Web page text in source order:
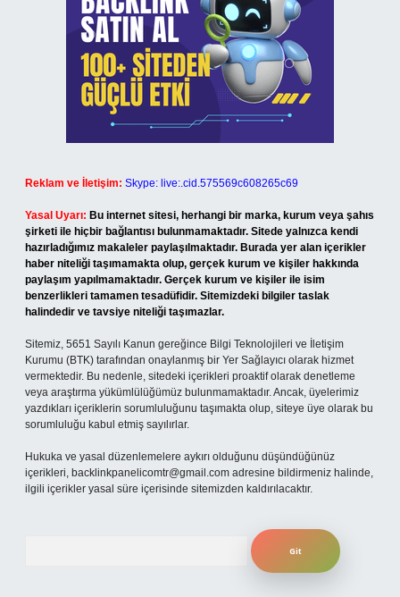
Reklam ve İletişim: Skype: live:.cid.575569c608265c69
Yasal Uyarı: Bu internet sitesi, herhangi bir marka, kurum veya şahıs
şirketi ile hiçbir bağlantısı bulunmamaktadır. Sitede yalnızca kendi
hazırladığımız makaleler paylaşılmaktadır. Burada yer alan içerikler
haber niteliği taşımamakta olup, gerçek kurum ve kişiler hakkında
paylaşım yapılmamaktadır. Gerçek kurum ve kişiler ile isim
benzerlikleri tamamen tesadüfidir. Sitemizdeki bilgiler taslak
halindedir ve tavsiye niteliği taşımazlar.
Sitemiz, 5651 Sayılı Kanun gereğince Bilgi Teknolojileri ve İletişim
Kurumu (BTK) tarafından onaylanmış bir Yer Sağlayıcı olarak hizmet
vermektedir. Bu nedenle, sitedeki içerikleri proaktif olarak denetleme
veya araştırma yükümlülüğümüz bulunmamaktadır. Ancak, üyelerimiz
yazdıkları içeriklerin sorumluluğunu taşımakta olup, siteye üye olarak bu
sorumluluğu kabul etmiş sayılırlar.
Hukuka ve yasal düzenlemelere aykırı olduğunu düşündüğünüz
içerikleri, backlinkpanelicomtr@gmail.com adresine bildirmeniz halinde,
ilgili içerikler yasal süre içerisinde sitemizden kaldırılacaktır.